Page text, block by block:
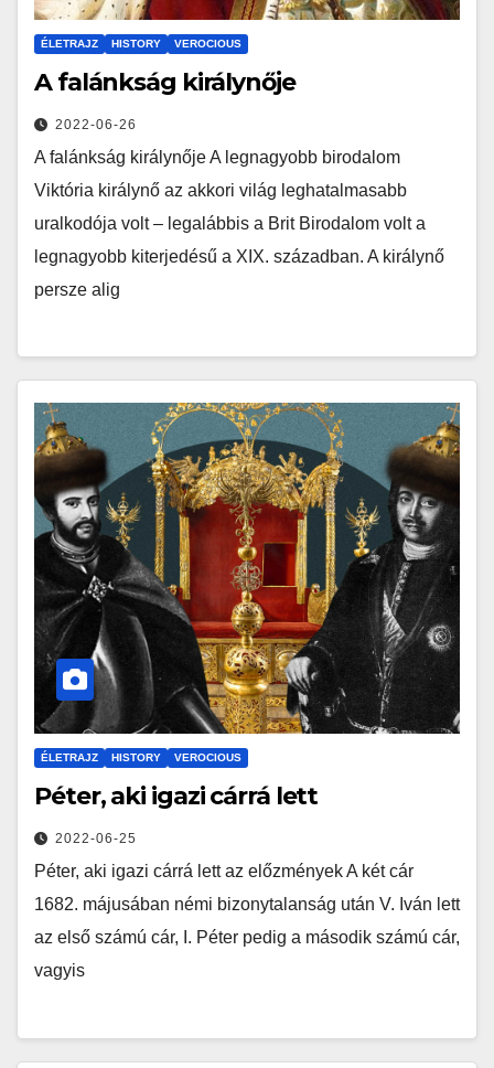
ÉLETRAJZ HISTORY VEROCIOUS
A falánkság királynője
2022-06-26
A falánkság királynője A legnagyobb birodalom
Viktória királynő az akkori világ leghatalmasabb
uralkodója volt – legalábbis a Brit Birodalom volt a
legnagyobb kiterjedésű a XIX. században. A királynő
persze alig
ÉLETRAJZ HISTORY VEROCIOUS
Péter, aki igazi cárrá lett
2022-06-25
Péter, aki igazi cárrá lett az előzmények A két cár
1682. májusában némi bizonytalanság után V. Iván lett
az első számú cár, I. Péter pedig a második számú cár,
vagyis